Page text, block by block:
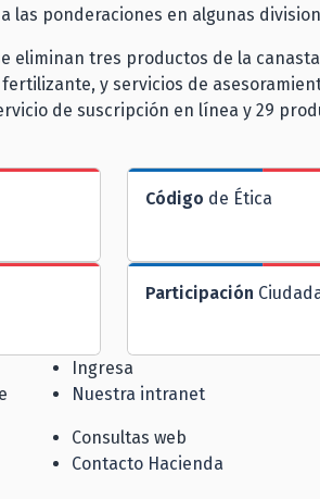
las ponderaciones en algunas
eliminan tres productos de la
y servicios de
de suscripción en línea y 29
Código de Ética
Participación
Ingresa
Nuestra intranet
Consultas web
Contacto Hacienda